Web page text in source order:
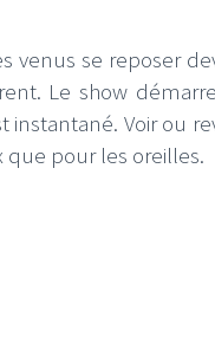
venus se reposer
Le show
instantané. Voir ou
que pour les oreilles.
!!!